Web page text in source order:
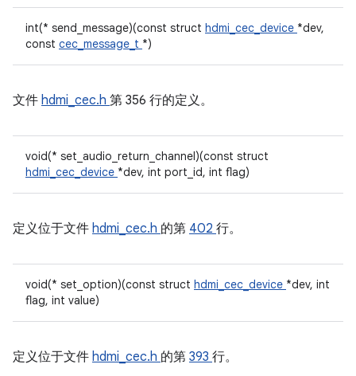
int(* send_message)(const struct hdmi_cec_device *dev,
const cec_message_t *)
文件 hdmi_cec.h 第 356 行的定义。
void(* set_audio_return_channel)(const struct
hdmi_cec_device *dev, int port_id, int flag)
定义位于文件 hdmi_cec.h 的第 402 行。
void(* set_option)(const struct hdmi_cec_device *dev, int
flag, int value)
定义位于文件 hdmi_cec.h 的第 393 行。